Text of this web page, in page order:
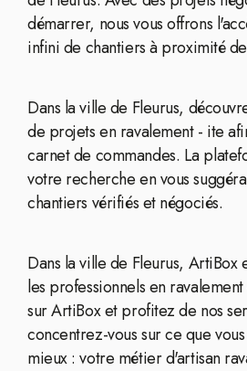
démarrer, nous vous offrons
infini de chantiers à proximité
Dans la ville de Fleurus,
de projets en ravalement - ite
carnet de commandes. La
votre recherche en vous
chantiers vérifiés et négociés.
Dans la ville de Fleurus, ArtiBox
les professionnels en
sur ArtiBox et profitez de nos
concentrez-vous sur ce que
mieux : votre métier d'artisan